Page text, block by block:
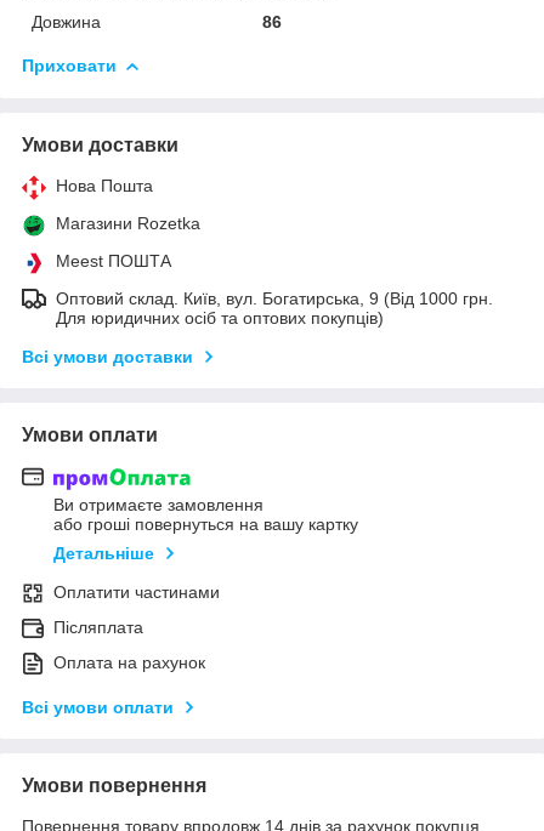
Довжина
86
Приховати
Умови доставки
Нова Пошта
Магазини Rozetka
Meest ПОШТА
Оптовий склад. Київ, вул. Богатирська, 9 (Від 1000 грн.
Для юридичних осіб та оптових покупців)
Всі умови доставки
Умови оплати
Ви отримаєте замовлення
або гроші повернуться на вашу картку
Детальніше
Оплатити частинами
Післяплата
Оплата на рахунок
Всі умови оплати
Умови повернення
Повернення товару впродовж 14 днів за рахунок покупця